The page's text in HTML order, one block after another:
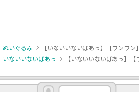
ぬいぐるみ
【いないいないばあっ】【ワン
いないいないばあっ 【いないいないばあっ】